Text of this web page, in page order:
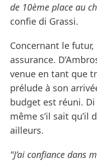
de 10ème place au
confie di Grassi.
Concernant le futur,
assurance.
venue en tant que
prélude à son
budget est réuni.
même s’il sait qu’il
ailleurs.
"J’ai confiance dans